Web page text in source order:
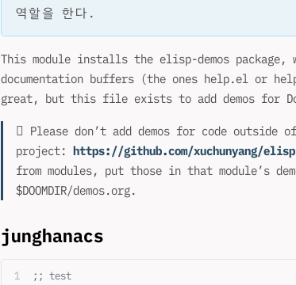
역할을 한다.
This module installs the elisp-demos package,
documentation buffers (the ones help.el or
great, but this file exists to add demos for
󰐃 Please don’t add demos for code outside
project: https://github.com/xuchunyang/elisp-
from modules, put those in that module’s
$DOOMDIR/demos.org.
junghanacs
;; test